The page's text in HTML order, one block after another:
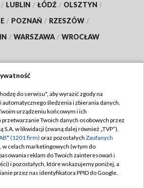
/ LUBLIN / ŁÓDŹ / OLSZTYN /
/ POZNAŃ / RZESZÓW /
/ WARSZAWA / WROCŁAW
TVP
TVP
Cyfrowa
Regulamin TVP
Polityka prywatności
Moje zgody
Pomoc
do serwisu", aby wyrazić zgody na
śledzenia i zbierania danych,
urządzeniu końcowym i ich
Twoich danych osobowych przez
S.A. w likwidacji (zwaną dalej również „TVP”),
(1201 firm) oraz pozostałych Zaufanych
, w celach marketingowych (w tym do
reklam do Twoich zainteresowań i
i pozostałych, które wskazujemy poniżej, a
przez nas identyfikatora PPID do Google.